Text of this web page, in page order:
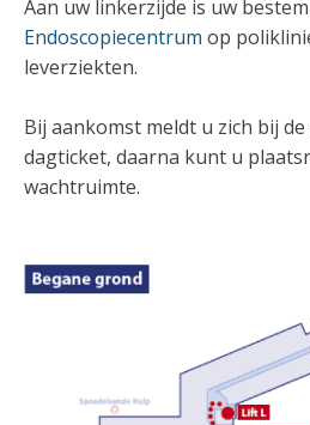
Aan uw linkerzijde is uw
Endoscopiecentrum op
leverziekten.
Bij aankomst meldt u zich bij
dagticket, daarna kunt u
wachtruimte.